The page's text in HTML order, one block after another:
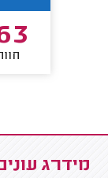
מידרג